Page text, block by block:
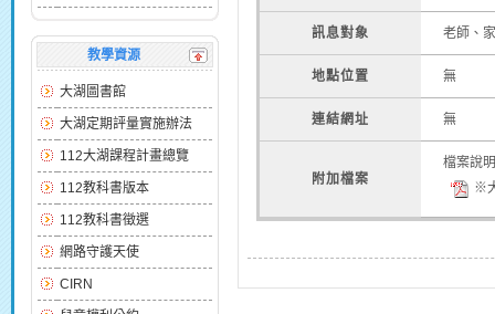
教學資源
大湖圖書館
大湖定期評量實施辦法
112大湖課程計畫總覽
112教科書版本
112教科書徵選
網路守護天使
CIRN
訊息對象 老師、
地點位置 無
連結網址 無
附加檔案
檔案說
※